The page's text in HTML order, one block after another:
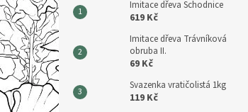
Imitace dřeva Schodnice
619 Kč
Imitace dřeva Trávníková
obruba II.
69 Kč
Svazenka vratičolistá 1kg
119 Kč